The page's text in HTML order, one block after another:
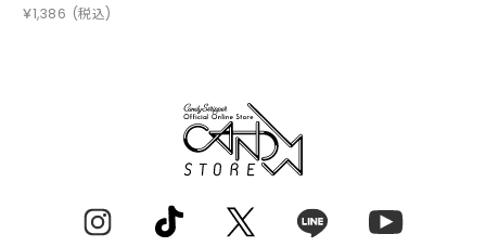
￥1,386 (税込)